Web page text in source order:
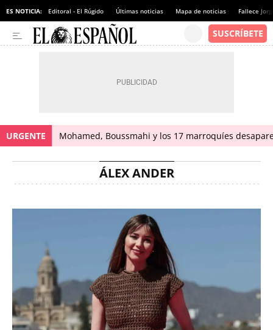
ES NOTICIA: Editoral - El Rúgido Últimas noticias Mapa de noticias Fallece
URGENTE Mohamed, Boussmahi y los 17 marroquíes
ÁLEX ANDER